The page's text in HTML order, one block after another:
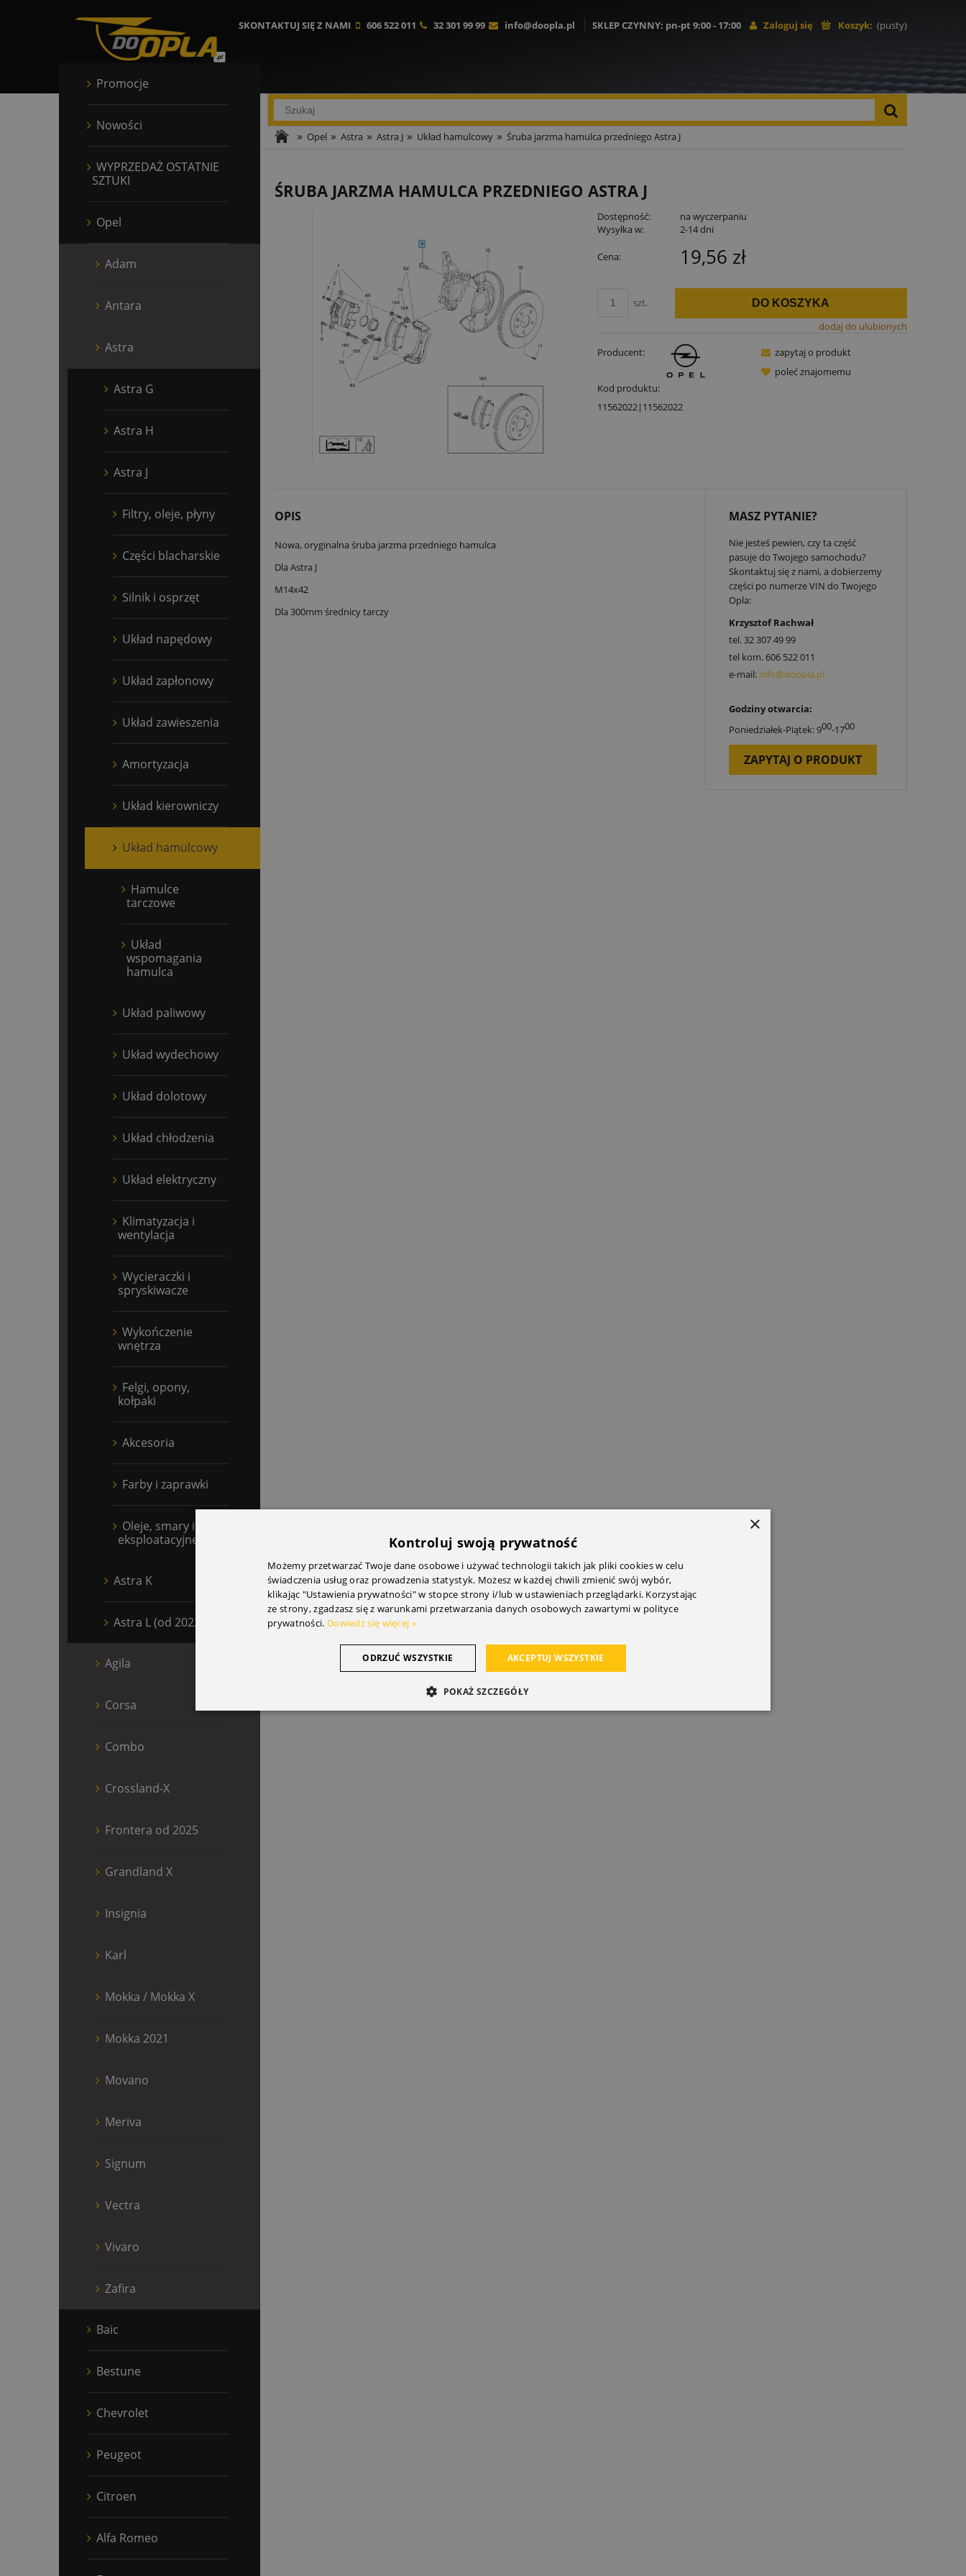
Koszyk: (pusty)
Zaloguj się
SKONTAKTUJ SIĘ Z NAMI 606 522 011 32 301 99 99 info@doopla.pl SKLEP CZYNNY: pn-pt 9:00 - 17:00
» Opel » Astra » Astra J » Układ hamulcowy » Śruba jarzma hamulca przedniego Astra J
Promocje
Nowości
WYPRZEDAŻ OSTATNIE
SZTUKI
Opel
Adam
Antara
Astra
Astra G
Astra H
Astra J
Filtry, oleje, płyny
Części blacharskie
Silnik i osprzęt
Układ napędowy
Układ zapłonowy
Układ zawieszenia
Amortyzacja
Układ kierowniczy
Układ hamulcowy
Hamulce
tarczowe
Układ
wspomagania
hamulca
Układ paliwowy
Układ wydechowy
Układ dolotowy
Układ chłodzenia
Układ elektryczny
Klimatyzacja i
wentylacja
Wycieraczki i
spryskiwacze
Wykończenie
wnętrza
Felgi, opony,
kołpaki
Akcesoria
Farby i zaprawki
Oleje, smary i płyny
eksploatacyjne
Astra K
Astra L (od 2022)
Agila
Corsa
Combo
Crossland-X
Frontera od 2025
Grandland X
Insignia
Karl
Mokka / Mokka X
Mokka 2021
Movano
Meriva
Signum
Vectra
Vivaro
Zafira
Baic
Bestune
Chevrolet
Peugeot
Citroen
Alfa Romeo
ŚRUBA JARZMA HAMULCA PRZEDNIEGO ASTRA J
Dostępność:
na wyczerpaniu
Wysyłka w:
2-14 dni
Cena: 19,56 zł
szt. DO KOSZYKA
dodaj do ulubionych
Producent:
Kod produktu:
11562022|11562022
zapytaj o produkt
poleć znajomemu
OPIS
Nowa, oryginalna śruba jarzma przedniego hamulca
Dla Astra J
M14x42
Dla 300mm średnicy tarczy
MASZ PYTANIE?
Nie jesteś pewien, czy ta część
pasuje do Twojego samochodu?
Skontaktuj się z nami, a dobierzemy
części po numerze VIN do Twojego
Opla:
Krzysztof Rachwał
tel.32 307 49 99
tel kom.606 522 011
e-mail: info@doopla.pl
Godziny otwarcia:
Poniedziałek-Piątek: 900-1700
ZAPYTAJ O PRODUKT
×
Kontroluj swoją prywatność
Możemy przetwarzać Twoje dane osobowe i używać technologii takich jak pliki cookies w celu
świadczenia usług oraz prowadzenia statystyk. Możesz w każdej chwili zmienić swój wybór,
klikając "Ustawienia prywatności" w stopce strony i/lub w ustawieniach przeglądarki. Korzystając
ze strony, zgadzasz się z warunkami przetwarzania danych osobowych zawartymi w polityce
prywatności. Dowiedz się więcej »
AKCEPTUJ WSZYSTKIE
ODRZUĆ WSZYSTKIE
POKAŻ SZCZEGÓŁY